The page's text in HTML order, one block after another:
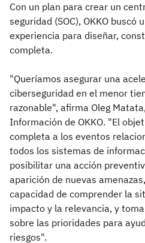
Con un plan para crear un
seguridad (SOC), OKKO buscó
experiencia para diseñar,
completa.
"Queríamos asegurar una
ciberseguridad en el menor
razonable", afirma Oleg
Información de OKKO. "El
completa a los eventos
todos los sistemas de
posibilitar una acción
aparición de nuevas
capacidad de comprender la
impacto y la relevancia, y
sobre las prioridades para
riesgos".